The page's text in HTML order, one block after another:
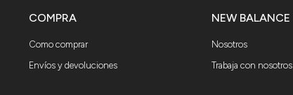
NEW BALANCE
Nosotros
Trabaja con nosotros
COMPRA
Como comprar
Envíos y devoluciones